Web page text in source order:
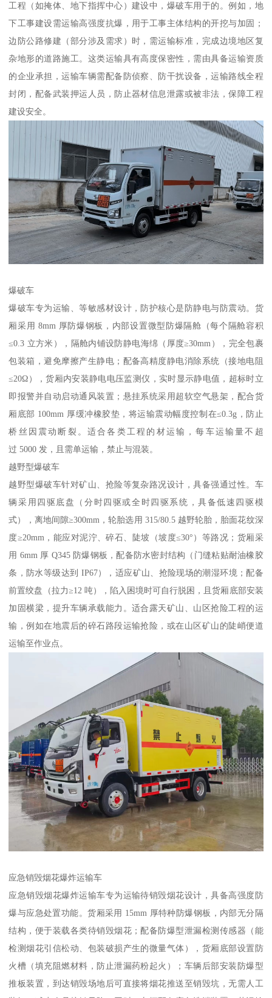
工程（如掩体、地下指挥中心）建设中，爆破车用于的。例如，地
下工事建设需运输高强度抗爆，用于工事主体结构的开挖与加固；
边防公路修建（部分涉及需求）时，需运输标准，完成边境地区复
杂地形的道路施工。这类运输具有高度保密性，需由具备运输资质
的企业承担，运输车辆需配备防侦察、防干扰设备，运输路线全程
封闭，配备武装押运人员，防止器材信息泄露或被非法，保障工程
建设安全。​
爆破车​
爆破车专为运输、等敏感材设计，防护核心是防静电与防震动。货
厢采用 8mm 厚防爆钢板，内部设置微型防爆隔舱（每个隔舱容积
≤0.3 立方米），隔舱内铺设防静电海绵（厚度≥30mm），完全包裹
包装箱，避免摩擦产生静电；配备高精度静电消除系统（接地电阻
≤20Ω），货厢内安装静电电压监测仪，实时显示静电值，超标时立
即报警并自动启动通风装置；悬挂系统采用超软空气悬架，配合货
厢底部 100mm 厚缓冲橡胶垫，将运输震动幅度控制在≤0.3g，防止
桥丝因震动断裂。适合各类工程的材运输，每车运输量不超
过 5000 发，且需单运输，禁止与混装。​
越野型爆破车​
越野型爆破车针对矿山、抢险等复杂路况设计，具备强通过性。车
辆采用四驱底盘（分时四驱或全时四驱系统，具备低速四驱模
式），离地间隙≥300mm，轮胎选用 315/80.5 越野轮胎，胎面花纹深
度≥20mm，能应对泥泞、碎石、陡坡（坡度≤30°）等路况；货厢采
用 6mm 厚 Q345 防爆钢板，配备防水密封结构（门缝粘贴耐油橡胶
条，防水等级达到 IP67），适应矿山、抢险现场的潮湿环境；配备
前置绞盘（拉力≥12 吨），陷入困境时可自行脱困，且货厢底部安装
加固横梁，提升车辆承载能力。适合露天矿山、山区抢险工程的运
输，例如在地震后的碎石路段运输抢险，或在山区矿山的陡峭便道
运输至作业点。​
应急销毁烟花爆炸运输车​
应急销毁烟花爆炸运输车专为运输待销毁烟花设计，具备高强度防
爆与应急处置功能。货厢采用 15mm 厚特种防爆钢板，内部无分隔
结构，便于装载各类待销毁烟花；配备防爆型泄漏检测传感器（能
检测烟花引信松动、包装破损产生的微量气体），货厢底部设置防
火槽（填充阻燃材料，防止泄漏药粉起火）；车辆后部安装防爆型
推板装置，到达销毁场地后可直接将烟花推送至销毁坑，无需人工